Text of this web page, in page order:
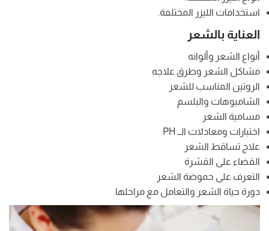
استخدامات الليزر المختلفة.
العناية بالشعر
أنواع الشعر وألوانه
مشاكل الشعر وطرق علاجه
الروتين المناسب للشعر
الشامبوهات والبلسم
مسامية الشعر
اختبارات ومعادلات الــ PH
علاج تساقط الشعر
القضاء على القشرة
التعرف على حموضة الشعر
دورة حياة الشعر والتعامل مع مراحلها